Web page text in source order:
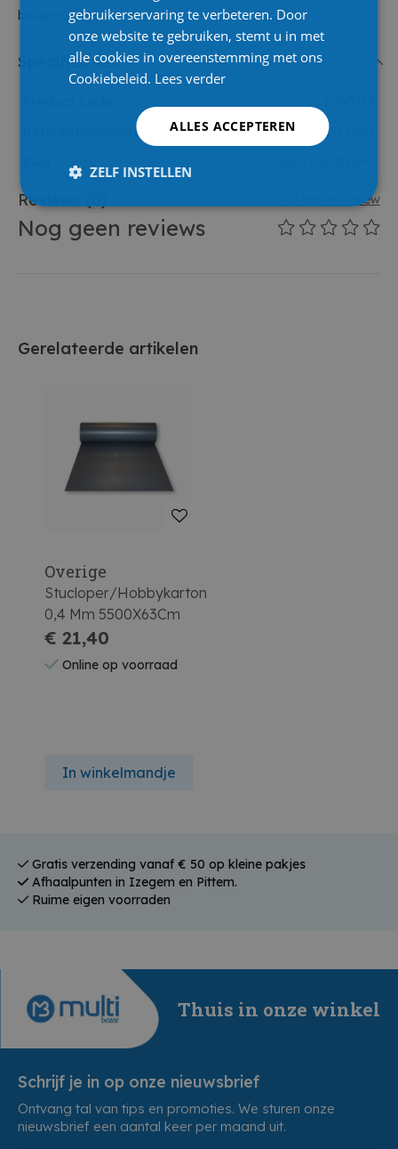
bouwprojecten.
Specificaties
Referentienummer leverancier
9100.7897
Reviews Schrijf eerste review
Nog geen reviews
Gerelateerde artikelen
Overige
Stucloper/Hobbykarton
0,4 Mm 5500X63Cm
€ 21,40
Online op voorraad
In winkelmandje
Gratis verzending vanaf € 50 op kleine pakjes
Afhaalpunten in Izegem en Pittem.
Ruime eigen voorraden
Thuis in onze winkel
Schrijf je in op onze nieuwsbrief
Ontvang tal van tips en promoties. We sturen onze
nieuwsbrief een aantal keer per maand uit.
gebruikerservaring te verbeteren. Door
onze website te gebruiken, stemt u in met
alle cookies in overeenstemming met ons
Cookiebeleid. Lees verder
ALLES ACCEPTEREN
ZELF INSTELLEN